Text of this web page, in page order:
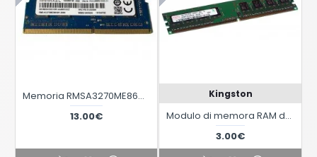
Memoria RMSA3270ME86H9F-2666 4GB 260Pin SO-DIMM DDR4
13.00€
Kingston
Modulo di memora RAM da 1 GB DDR2 240 pin 1Rx8 PC2-6400U non ECC
3.00€